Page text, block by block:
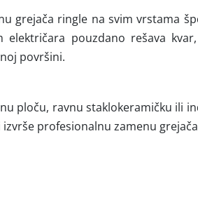
grejača ringle na svim vrstama
električara pouzdano rešava
površini.
ploču, ravnu staklokeramičku ili
profesionalnu zamenu